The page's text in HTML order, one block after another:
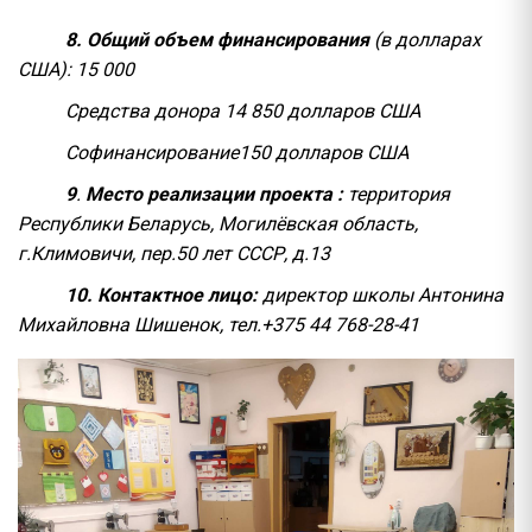
8. Общий объем финансирования(в долларах
США): 15 000
Средства донора 14 850 долларов США
Софинансирование150 долларов США
9. Место реализации проекта : территория
Республики Беларусь, Могилёвская область,
г.Климовичи, пер.50 лет СССР, д.13
10. Контактное лицо:директор школы Антонина
Михайловна Шишенок, тел.+375 44 768-28-41